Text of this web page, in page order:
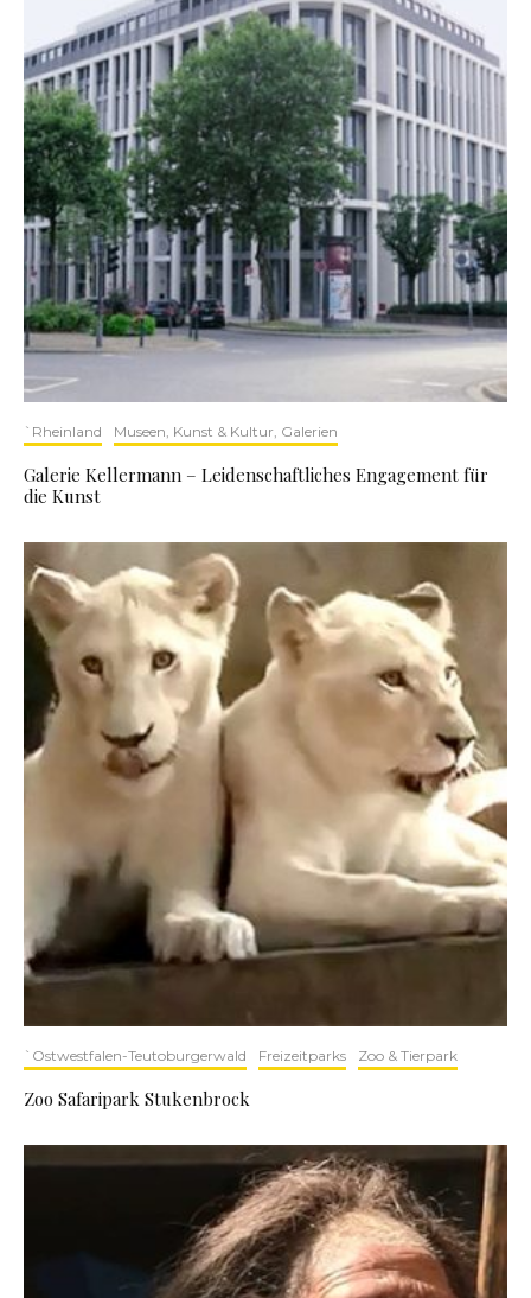
`Rheinland Museen, Kunst & Kultur, Galerien
Galerie Kellermann – Leidenschaftliches Engagement für
die Kunst
`Ostwestfalen-Teutoburgerwald Freizeitparks Zoo & Tierpark
Zoo Safaripark Stukenbrock